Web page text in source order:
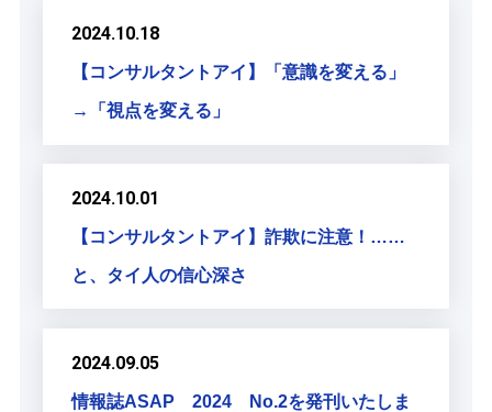
2024.10.18
【コンサルタントアイ】「意識を変える」
→「視点を変える」
2024.10.01
【コンサルタントアイ】詐欺に注意！……
と、タイ人の信心深さ
2024.09.05
情報誌ASAP 2024 No.2を発刊いたしま